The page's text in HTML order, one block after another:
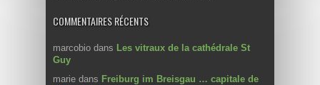
COMMENTAIRES RÉCENTS
marcobio dans Les vitraux de la cathédrale St
Guy
marie dans Freiburg im Breisgau … capitale de